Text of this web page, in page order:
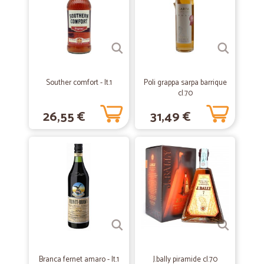
Ottimo Prezzo e Consegna Rapida
—.
ottimi prodotti veloci nella spedizione gentilezza in tutto
21/02/2020
—Fabio B.
Buongiorno, sono soddisfatto della consegna, soddisfatto dei
prodotti, e spero di proseguire come ora. Grazie
15/03/2019
—
giorno seguente, imballaggio perfetto, nulla da obiettare. Un metodo
Souther comfort - lt.1
26,55 €
Poli grappa sarpa barrique
cl.70
31,49 €
Branca fernet amaro - lt.1 J.bally piramide cl.70